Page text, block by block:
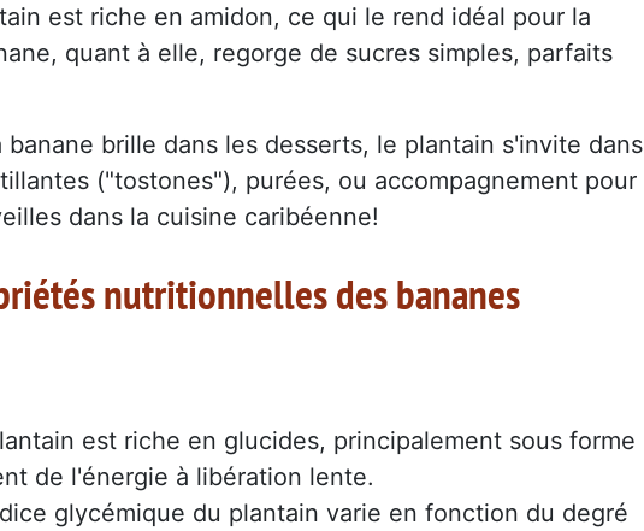
est riche en amidon, ce qui le rend idéal pour la
quant à elle, regorge de sucres simples, parfaits
banane brille dans les desserts, le plantain s'invite dans
("tostones"), purées, ou accompagnement pour
dans la cuisine caribéenne!
nutritionnelles des bananes
est riche en glucides, principalement sous forme
de l'énergie à libération lente.
glycémique du plantain varie en fonction du degré